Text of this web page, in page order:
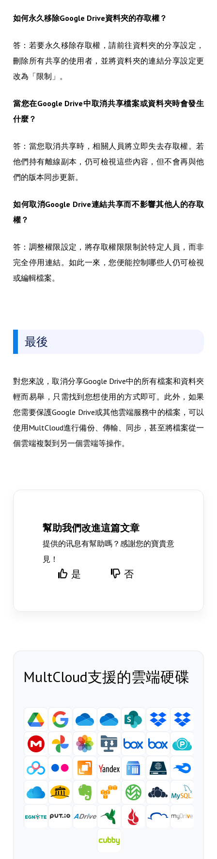
如何永久移除Google Drive資料夾的存取權？
答：若要永久移除存取權，請前往資料夾的分享設定，
刪除所有共享的使用者，並將資料夾的連結分享設定更
改為「限制」。
當您在Google Drive中取消共享檔案或資料夾時會發生
什麼？
答：當您取消共享時，相關人員將立即失去存取權。若
他們持有離線副本，仍可檢視這些內容，但不會再與他
們的版本同步更新。
如何取消Google Drive連結共享而不影響其他人的存取
權？
答：調整權限設定，將存取權限限制於特定人員，而非
完全停用連結。如此一來，您便能控制哪些人仍可檢視
或編輯檔案。
最後
對您來說，取消分享Google Drive中的所有檔案和資料夾
輕而易舉，只需找到您想使用的方式即可。此外，如果
您需要保護Google Drive或其他雲端服務中的檔案，可以
使用MultCloud進行備份、傳輸、同步，甚至將檔案從一
個雲端複製到另一個雲端等操作。
幫助我們改進這篇文章
提供的讯息有幫助嗎？感謝您的寶貴意
見！
是 否
MultCloud支援的雲端硬碟